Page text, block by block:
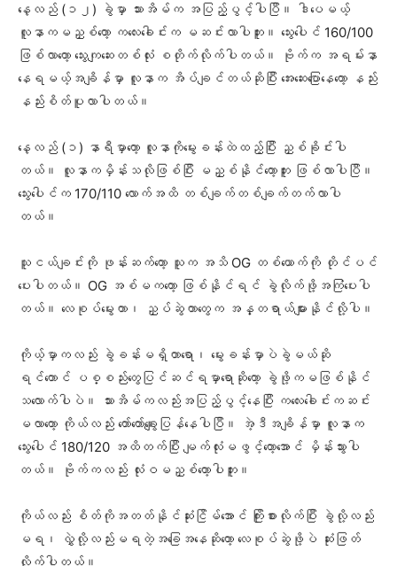
နေ့လည် (၁၂) ခွဲမှာ သားအိမ်က အပြည့်ပွင့်ပါပြီ။ ဒါပေမယ့်
လူနာကမညှစ်တော့ ကလေးခေါင်းက မဆင်းလာပါဘူး။ သွေးပေါင် 160/100
ဖြစ်လာတော့ သွေးကျဆေးတစ်လုံး စတိုက်လိုက်ပါတယ်။ ဗိုက်က အရမ်းနာ
နေရမယ့်အချိန်မှာ လူနာက အိပ်ချင်တယ်ဆိုပြီး အေးဆေးပြောနေတော့ နည်း
နည်းစိတ်ပူလာပါတယ်။
နေ့လည် (၁) နာရီမှာတော့ လူနာကိုမွေးခန်းထဲထည့်ပြီး ညှစ်ခိုင်းပါ
တယ်။ လူနာကမှိန်းသလိုဖြစ်ပြီး မညှစ်နိုင်တော့ဘူး ဖြစ်လာပါပြီ။
သွေးပေါင်က 170/110 လောက်အထိ တစ်ချက်တစ်ချက်တက်လာပါ
တယ်။
သူငယ်ချင်းကို ဖုန်းဆက်တော့ သူက အသိ OG တစ်ယောက်ကို တိုင်ပင်
ပေးပါတယ်။ OG အစ်မကတော့ ဖြစ်နိုင်ရင် ခွဲလိုက်ဖို့အကြံပေးပါ
တယ်။ လေစုပ်မွေးတာ၊ ညှပ်ဆွဲတာတွေက အန္တရာယ်များနိုင်လို့ပါ။
ကိုယ့်မှာကလည်း ခွဲခန်းမရှိတာရော၊ မွေးခန်းမှာပဲခွဲမယ်ဆို
ရင်တောင် ပစ္စည်းတွေပြင်ဆင်ရမှာရောဆိုတော့ ခွဲဖို့ကမဖြစ်နိုင်
သလောက်ပါပဲ။ သားအိမ်ကလည်းအပြည့်ပွင့်နေပြီး ကလေးခေါင်းကဆင်း
မလာတော့ ကိုယ်လည်း တော်တော်ချွေးပြန်နေပါပြီ။ အဲ့ဒီအချိန်မှာ လူနာက
သွေးပေါင် 180/120 အထိတက်ပြီး မျက်လုံးမဖွင့်တော့အောင် မှိန်းသွားပါ
တယ်။ ဗိုက်ကလည်း လုံးဝမညှစ်တော့ပါဘူး။
ကိုယ်လည်း စိတ်ကိုအတတ်နိုင်ဆုံးငြိမ်အောင် ကြိုးစားလိုက်ပြီး ခွဲလို့လည်း
မရ၊ လွှဲလို့လည်းမရတဲ့အခြေအနေဆိုတော့ လေစုပ်ဆွဲဖို့ပဲ ဆုံးဖြတ်
လိုက်ပါတယ်။